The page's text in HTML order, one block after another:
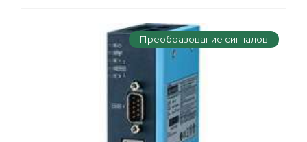
Преобразование сигналов